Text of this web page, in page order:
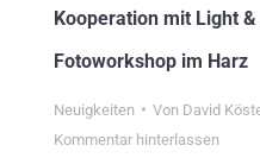
Kooperation mit Light
Fotoworkshop im Harz
Neuigkeiten Von David
Kommentar hinterlassen